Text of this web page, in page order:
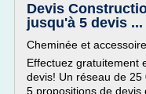
Devis
jusqu'à 5 devis ...
Cheminée et
Effectuez gratuitement
devis! Un réseau de
5 propositions de devis